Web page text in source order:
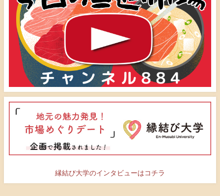
縁結び大学のインタビューはコチラ